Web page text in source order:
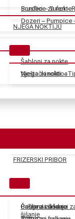
Šabloni za nokte
Vještački nokti –
Sunđeri – Tuferi –
Dozeri – Pumpice
Brusilice za nokte
NJEGA NOKTIJU
Njega zanoktica
Češljevi i dodaci
šišanje
Balzami za kosu
FRIZERSKI PRIBOR
Pribor za šišanje